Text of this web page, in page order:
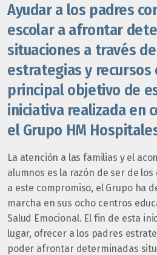
Ayudar a los padres
escolar a afrontar
situaciones a través
estrategias y recursos
principal objetivo de
iniciativa realizada en
el Grupo HM
La atención a las familias y el
alumnos es la razón de ser de los
a este compromiso, el Grupo ha
marcha en sus ocho centros
Salud Emocional. El fin de esta
lugar, ofrecer a los padres
poder afrontar determinadas